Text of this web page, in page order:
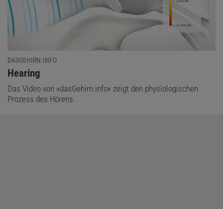
DASGEHIRN.INFO
:
Hearing
Das Video von »dasGehirn.info« zeigt den physiologischen
Prozess des Hörens.